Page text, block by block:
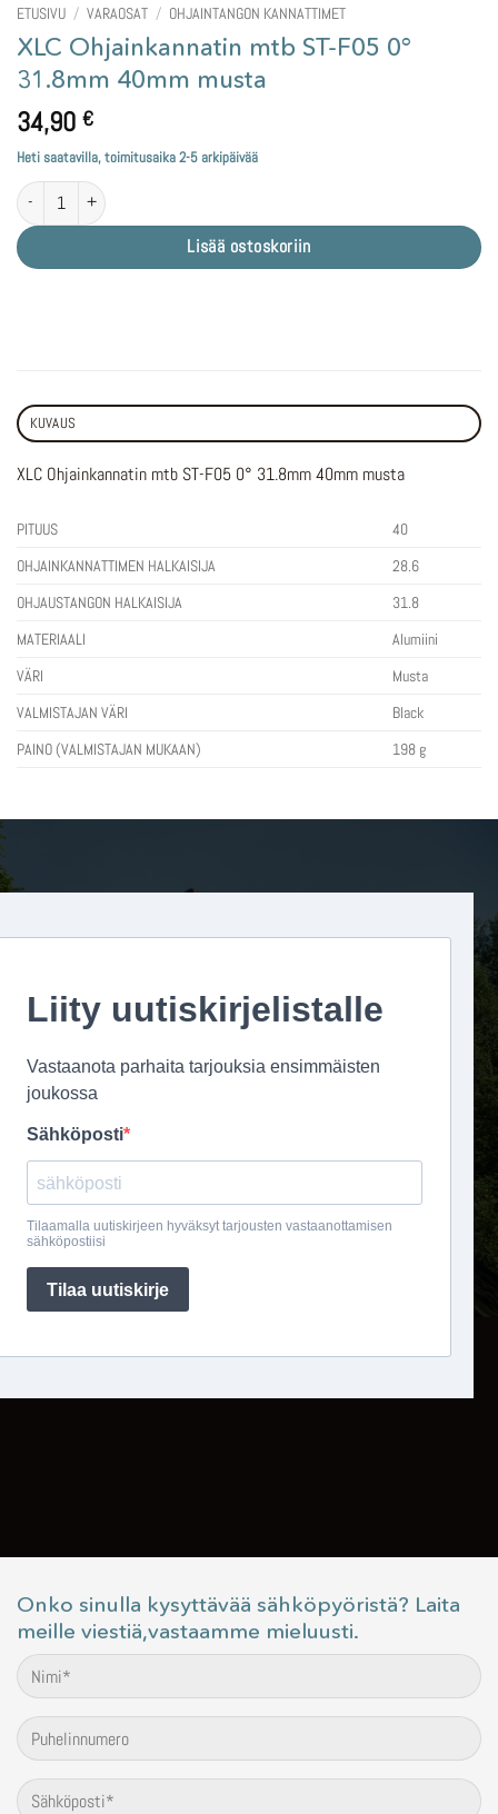
ETUSIVU / VARAOSAT / OHJAINTANGON KANNATTIMET
XLC Ohjainkannatin mtb ST-F05 0°
31.8mm 40mm musta
34,90 €
Heti saatavilla, toimitusaika 2-5 arkipäivää
XLC Ohjainkannatin mtb ST-F05 0° 31.8mm 40mm musta määrä
Lisää ostoskoriin
KUVAUS
XLC Ohjainkannatin mtb ST-F05 0° 31.8mm 40mm musta
PITUUS
40
OHJAINKANNATTIMEN HALKAISIJA
28.6
OHJAUSTANGON HALKAISIJA
31.8
MATERIAALI
Alumiini
VÄRI
Musta
VALMISTAJAN VÄRI
Black
PAINO (VALMISTAJAN MUKAAN)
198 g
Onko sinulla kysyttävää sähköpyöristä? Laita
meille viestiä,vastaamme mieluusti.